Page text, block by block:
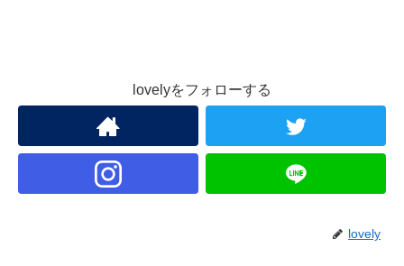
lovelyをフォローする
lovely